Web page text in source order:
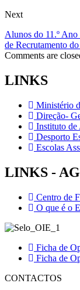
Next
Alunos do 11.º
de Recrutamento
Comments are
LINKS
Ministério
Direção-
Instituto de
Desporto
Escolas
LINKS -
Centro de
O que é o
Ficha de
Ficha de
CONTACTOS